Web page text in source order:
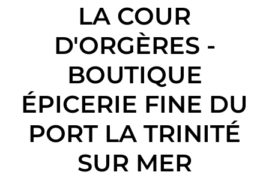
LA COUR
D'ORGÈRES -
BOUTIQUE
ÉPICERIE FINE DU
PORT LA TRINITÉ
SUR MER